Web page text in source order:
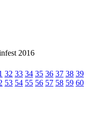
2016
32 33 34 35 36 37 38 39
53 54 55 56 57 58 59 60